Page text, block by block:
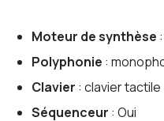
Moteur de synthèse
Polyphonie :
Clavier : clavier tactile
Séquenceur : Oui